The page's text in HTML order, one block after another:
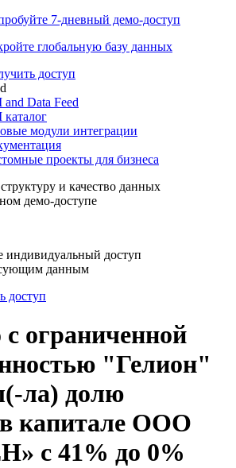
7-дневный демо-доступ
глобальную базу данных
доступ
and Data Feed
каталог
модули интеграции
проекты для бизнеса
и качество данных
демо-доступе
индивидуальный доступ
данным
доступ
ограниченной
"Гелион"
ла) долю
капитале ООО
с 41% до 0%